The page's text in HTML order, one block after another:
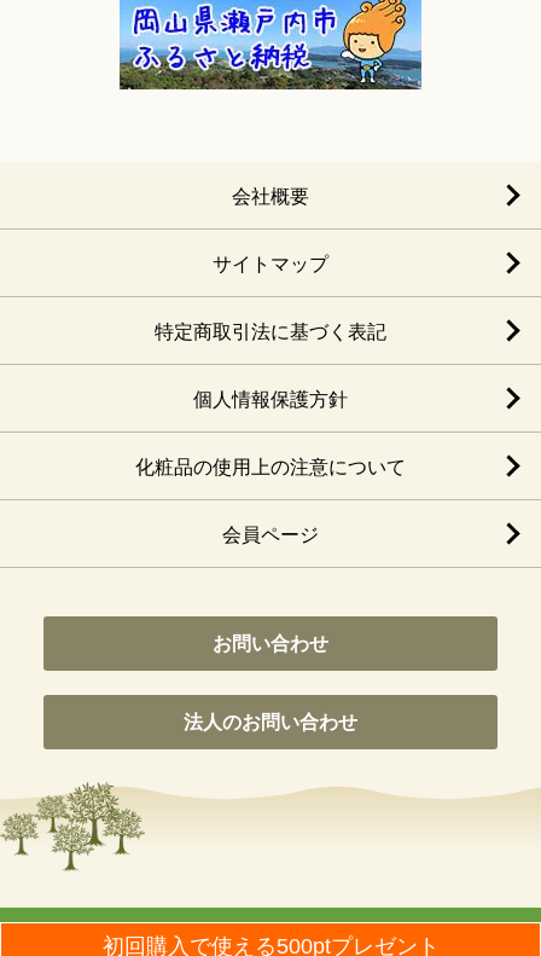
初回購入で使える500ptプレゼント
会社概要
サイトマップ
特定商取引法に基づく表記
個人情報保護方針
化粧品の使用上の注意について
会員ページ
お問い合わせ
法人のお問い合わせ